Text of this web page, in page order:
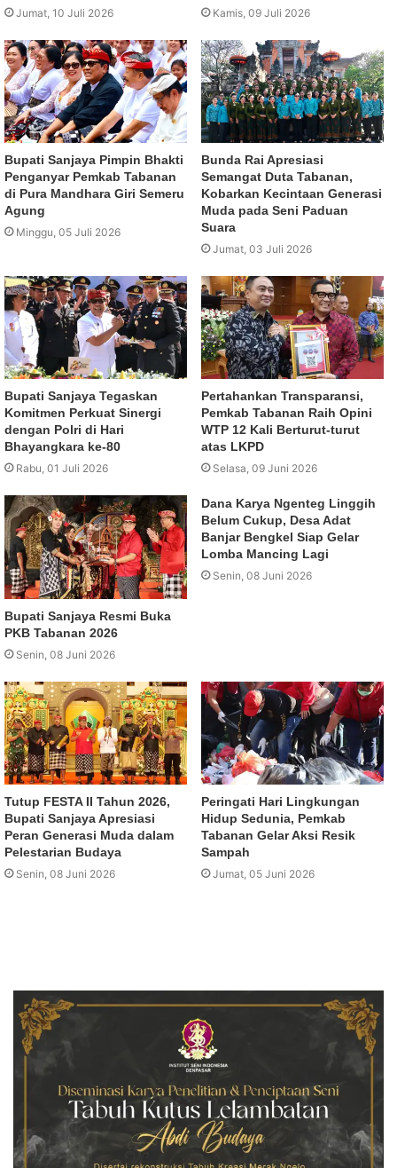
Jumat, 10 Juli 2026 Kamis, 09 Juli 2026
Bupati Sanjaya Pimpin Bhakti
Penganyar Pemkab Tabanan
di Pura Mandhara Giri Semeru
Agung
Minggu, 05 Juli 2026
Bunda Rai Apresiasi
Semangat Duta Tabanan,
Kobarkan Kecintaan Generasi
Muda pada Seni Paduan
Suara
Jumat, 03 Juli 2026
Bupati Sanjaya Tegaskan
Komitmen Perkuat Sinergi
dengan Polri di Hari
Bhayangkara ke-80
Rabu, 01 Juli 2026
Pertahankan Transparansi,
Pemkab Tabanan Raih Opini
WTP 12 Kali Berturut-turut
atas LKPD
Selasa, 09 Juni 2026
Bupati Sanjaya Resmi Buka
PKB Tabanan 2026
Senin, 08 Juni 2026
Dana Karya Ngenteg Linggih
Belum Cukup, Desa Adat
Banjar Bengkel Siap Gelar
Lomba Mancing Lagi
Senin, 08 Juni 2026
Tutup FESTA II Tahun 2026,
Bupati Sanjaya Apresiasi
Peran Generasi Muda dalam
Pelestarian Budaya
Senin, 08 Juni 2026
Peringati Hari Lingkungan
Hidup Sedunia, Pemkab
Tabanan Gelar Aksi Resik
Sampah
Jumat, 05 Juni 2026